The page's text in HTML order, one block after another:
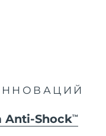
Anti-ShockTM
дата доставки
дата доставки